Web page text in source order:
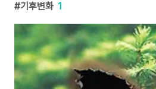
기후변화 1